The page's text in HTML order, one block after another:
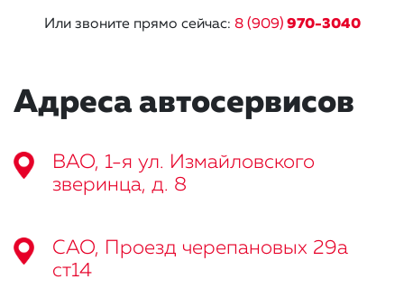
Или звоните прямо сейчас: 8 (909) 970-3040
Адреса автосервисов
ВАО, 1-я ул. Измайловского
зверинца, д. 8
САО, Проезд черепановых 29а
ст14